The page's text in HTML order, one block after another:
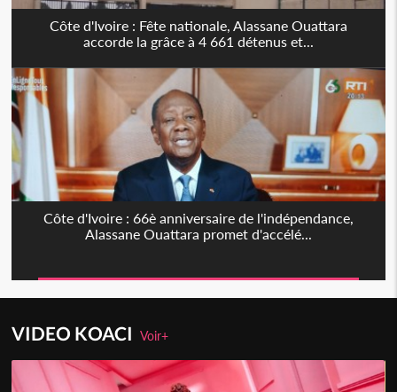
Côte d'Ivoire : Fête nationale, Alassane Ouattara
accorde la grâce à 4 661 détenus et...
Côte d'Ivoire : 66è anniversaire de l'indépendance,
Alassane Ouattara promet d'accélé...
VIDEO KOACIVoir+